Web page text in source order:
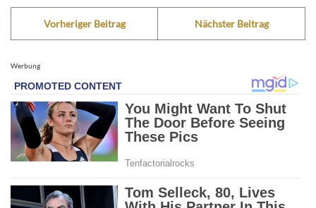
Vorheriger Beitrag Nächster Beitrag
Werbung